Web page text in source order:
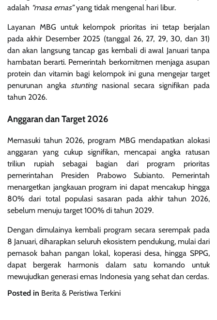
adalah “masa emas”yang tidak mengenal hari libur.
Layanan MBG untuk kelompok prioritas ini tetap berjalan
pada akhir Desember 2025 (tanggal 26, 27, 29, 30, dan 31)
dan akan langsung tancap gas kembali di awal Januari tanpa
hambatan berarti. Pemerintah berkomitmen menjaga asupan
protein dan vitamin bagi kelompok ini guna mengejar target
penurunan angkastuntingnasional secara signifikan pada
tahun 2026.
Anggaran dan Target 2026
Memasuki tahun 2026, program MBG mendapatkan alokasi
anggaran yang cukup signifikan, mencapai angka ratusan
triliun rupiah sebagai bagian dari program prioritas
pemerintahan Presiden Prabowo Subianto. Pemerintah
menargetkan jangkauan program ini dapat mencakup hingga
80% dari total populasi sasaran pada akhir tahun 2026,
sebelum menuju target 100% di tahun 2029.
Dengan dimulainya kembali program secara serempak pada
8 Januari, diharapkan seluruh ekosistem pendukung, mulai dari
pemasok bahan pangan lokal, koperasi desa, hingga SPPG,
dapat bergerak harmonis dalam satu komando untuk
mewujudkan generasi emas Indonesia yang sehat dan cerdas.
Posted in Berita & Peristiwa Terkini